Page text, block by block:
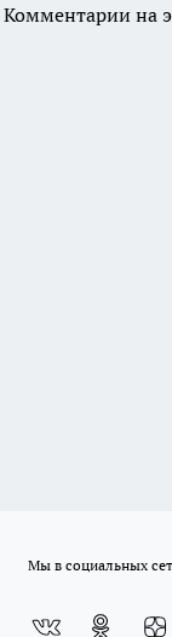
Комментарии на
Мы в социальных